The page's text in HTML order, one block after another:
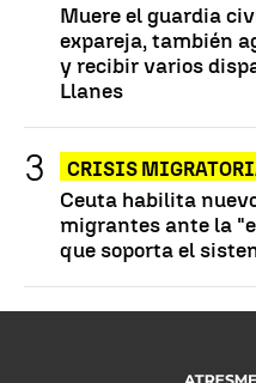
Muere el guardia
expareja, también
y recibir varios
Llanes
CRISIS
Ceuta habilita
migrantes ante la
que soporta el